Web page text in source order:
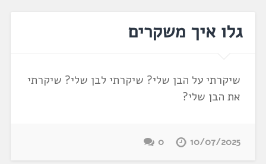
גלו איך משקרים
שיקרתי על הבן שלי? שיקרתי לבן שלי? שיקרתי
את הבן שלי?
10/07/2025
0